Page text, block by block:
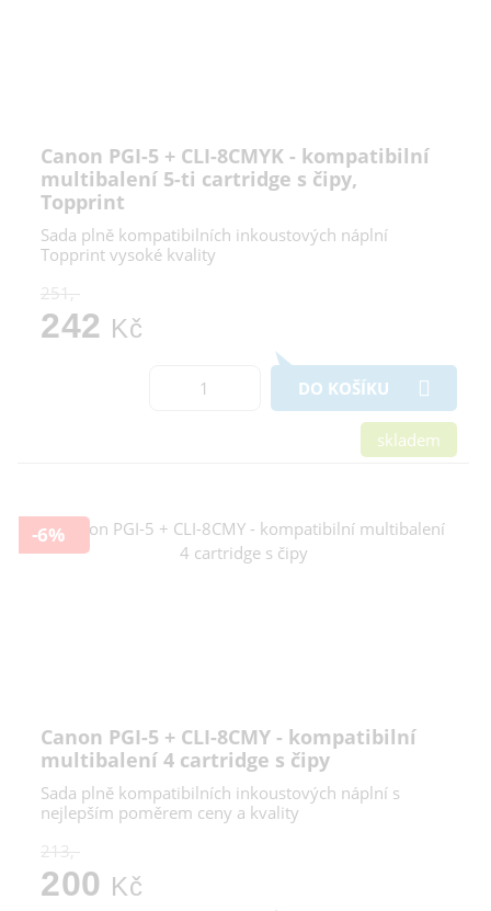
Canon PGI-5 + CLI-8CMYK - kompatibilní
multibalení 5-ti cartridge s čipy,
Topprint
Sada plně kompatibilních inkoustových náplní
Topprint vysoké kvality
251,-
242 Kč
DO KOŠÍKU
skladem
-6%
Canon PGI-5 + CLI-8CMY - kompatibilní
multibalení 4 cartridge s čipy
Sada plně kompatibilních inkoustových náplní s
nejlepším poměrem ceny a kvality
213,-
200 Kč